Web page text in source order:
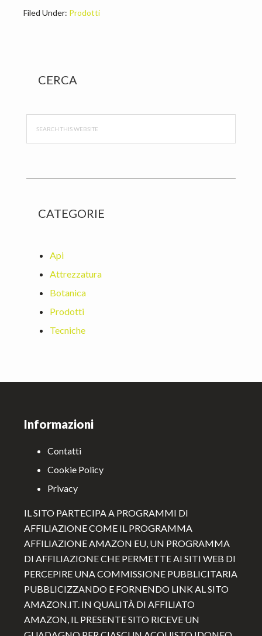
Filed Under: Prodotti
Primary
CERCA
CATEGORIE
Api
Attrezzatura
Botanica
Prodotti
Tecniche
Informazioni
Contatti
Cookie Policy
Privacy
IL SITO PARTECIPA A PROGRAMMI DI
AFFILIAZIONE COME IL PROGRAMMA
AFFILIAZIONE AMAZON EU, UN PROGRAMMA
DI AFFILIAZIONE CHE PERMETTE AI SITI WEB DI
PERCEPIRE UNA COMMISSIONE PUBBLICITARIA
PUBBLICIZZANDO E FORNENDO LINK AL SITO
AMAZON.IT. IN QUALITÀ DI AFFILIATO
AMAZON, IL PRESENTE SITO RICEVE UN